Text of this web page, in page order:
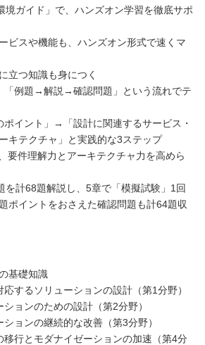
境ガイド」で、ハンズオン学習を徹底サポ
スや機能も、ハンズオン形式で速くマ
つ知識も身につく
「例題→解説→確認問題」という流れでテ
ポイント」→「設計に関連するサービス・
キテクチャ」と実践的な3ステップ
件理解力とアーキテクチャ力を高めら
を計68題解説し、5章で「模擬試験」1回
ポイントをおさえた確認問題も計64題収
基礎知識
するソリューションの設計（第1分野）
ョンのための設計（第2分野）
ョンの継続的な改善（第3分野）
移行とモダナイゼーションの加速（第4分